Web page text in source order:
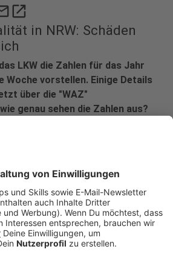
open_in_new
in NRW: Schäden
LKW die Zahlen für das Jahr
Woche vorstellen. Einige Details
über die "WAZ"
genau sehen die Zahlen aus?
Computerkriminalität haben sich
in Nordrhein-Westfalen fast
Euro. Das ist eine Zahl,
Die andere Statistik, die markant